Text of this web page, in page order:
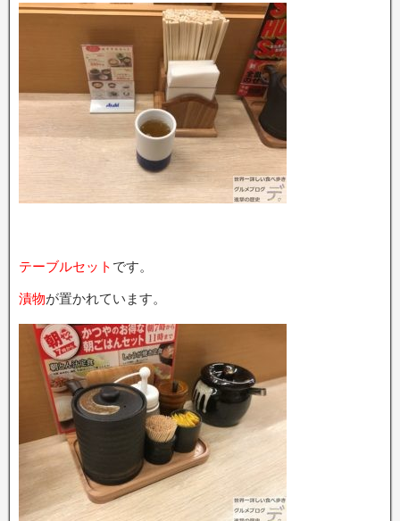
テーブルセット です。
漬物が置かれています。